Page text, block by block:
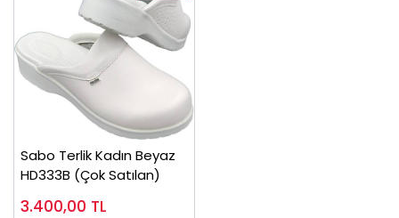
Sabo Terlik Kadın Beyaz
HD333B (Çok Satılan)
3.400,00 TL